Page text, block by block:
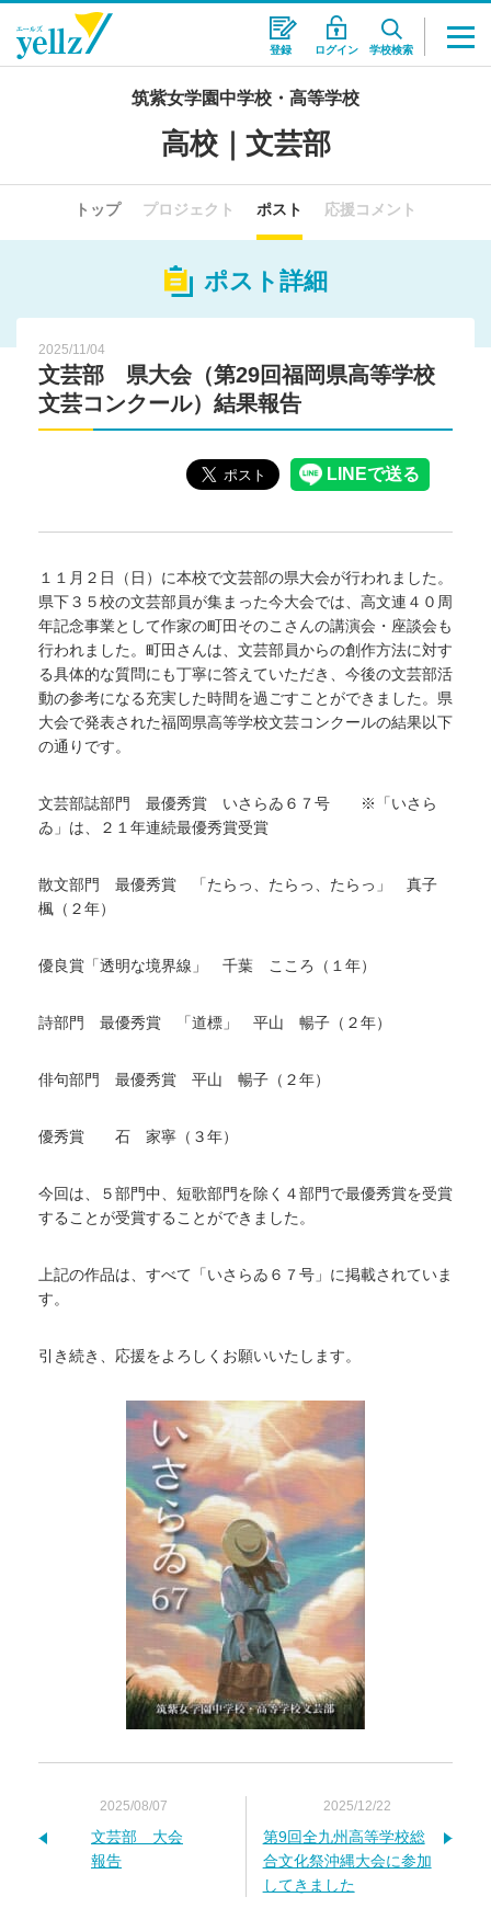
登録 ログイン 学校検索
筑紫女学園中学校・高等学校
高校｜文芸部
トップ プロジェクト ポスト 応援コメント
ポスト詳細
2025/11/04
文芸部 県大会（第29回福岡県高等学校
文芸コンクール）結果報告
１１月２日（日）に本校で文芸部の県大会が行われました。
県下３５校の文芸部員が集まった今大会では、高文連４０周
年記念事業として作家の町田そのこさんの講演会・座談会も
行われました。町田さんは、文芸部員からの創作方法に対す
る具体的な質問にも丁寧に答えていただき、今後の文芸部活
動の参考になる充実した時間を過ごすことができました。県
大会で発表された福岡県高等学校文芸コンクールの結果以下
の通りです。
文芸部誌部門 最優秀賞 いさらゐ６７号 ※「いさら
ゐ」は、２１年連続最優秀賞受賞
散文部門 最優秀賞 「たらっ、たらっ、たらっ」 真子
楓（２年）
優良賞「透明な境界線」 千葉 こころ（１年）
詩部門 最優秀賞 「道標」 平山 暢子（２年）
俳句部門 最優秀賞 平山 暢子（２年）
優秀賞 石 家寧（３年）
今回は、５部門中、短歌部門を除く４部門で最優秀賞を受賞
することが受賞することができました。
上記の作品は、すべて「いさらゐ６７号」に掲載されていま
す。
引き続き、応援をよろしくお願いいたします。
2025/08/07
文芸部 大会
報告
2025/12/22
第9回全九州高等学校総
合文化祭沖縄大会に参加
してきました